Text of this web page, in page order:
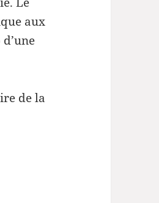
aux
de la